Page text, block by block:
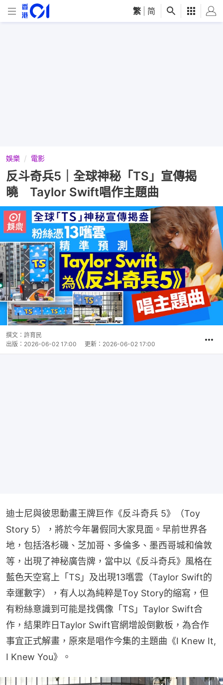
繁 简
娛樂 電影
反斗奇兵5｜全球神秘「TS」宣傳揭
曉 Taylor Swift唱作主題曲
撰文： 許育民
出版： 2026-06-02 17:00 更新： 2026-06-02 17:00
迪士尼與彼思動畫王牌巨作《反斗奇兵 5》（Toy
Story 5），將於今年暑假同大家見面。早前世界各
地，包括洛杉磯、芝加哥、多倫多、墨西哥城和倫敦
等，出現了神秘廣告牌，當中以《反斗奇兵》風格在
藍色天空寫上「TS」及出現13嚿雲（Taylor Swift的
幸運數字），有人以為純粹是Toy Story的縮寫，但
有粉絲意識到可能是找偶像「TS」Taylor Swift合
作，結果昨日Taylor Swift官網增設倒數板，為合作
事宜正式解畫，原來是唱作今集的主題曲《I Knew It,
I Knew You》。